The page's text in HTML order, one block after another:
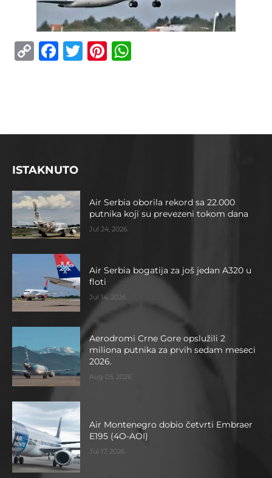
CopyFacebook
TwitterPinterest
ISTAKNUTO
Air Serbia oborila rekord sa 22.000
putnika koji su prevezeni tokom dana
Jul 24, 2026
Air Serbia bogatija za još jedan A320 u
floti
Jul 14, 2026
Aerodromi Crne Gore opslužili 2
miliona putnika za prvih sedam meseci
2026.
Aug 05, 2026
Air Montenegro dobio četvrti Embraer
E195 (4O-AOI)
Jul 17, 2026